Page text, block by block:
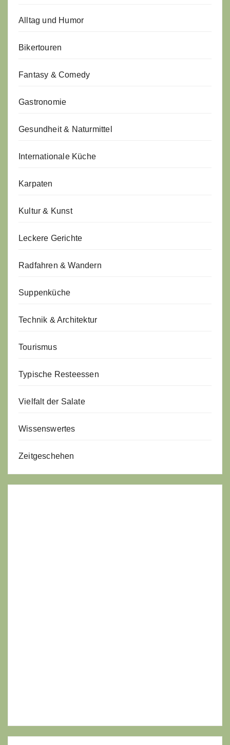
Alltag und Humor
Bikertouren
Fantasy & Comedy
Gastronomie
Gesundheit & Naturmittel
Internationale Küche
Karpaten
Kultur & Kunst
Leckere Gerichte
Radfahren & Wandern
Suppenküche
Technik & Architektur
Tourismus
Typische Resteessen
Vielfalt der Salate
Wissenswertes
Zeitgeschehen